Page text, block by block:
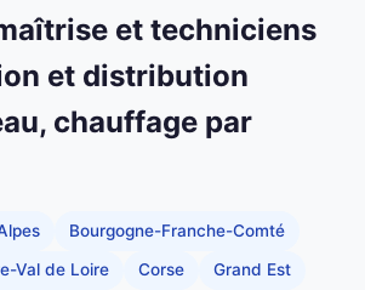
et techniciens
et distribution
chauffage par
Bourgogne-Franche-Comté
Val de Loire Corse Grand Est